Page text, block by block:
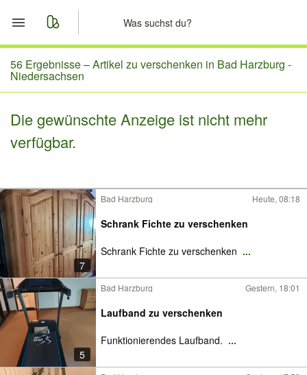
Start
Merkliste
Nachrichten
56 Ergebnisse –Artikel zu verschenken in Bad Harzburg -
Niedersachsen
Die gewünschte Anzeige ist nicht mehr
verfügbar.
7
Bad Harzburg Heute, 08:18
Schrank Fichte zu verschenken
Schrank Fichte zu verschenken ...
5
Bad Harzburg Gestern, 18:01
Laufband zu verschenken
Funktionierendes Laufband. ...